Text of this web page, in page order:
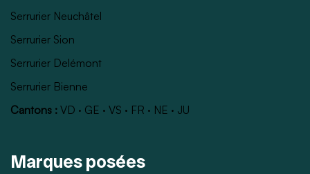
Serrurier Neuchâtel
Serrurier Sion
Serrurier Delémont
Serrurier Bienne
Cantons : VD · GE · VS · FR · NE · JU
Marques posées